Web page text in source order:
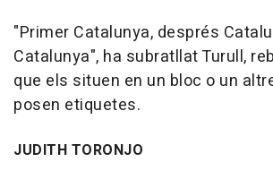
"Primer Catalunya, després
Catalunya", ha subratllat Turull,
que els situen en un bloc o un
posen etiquetes.
JUDITH TORONJO